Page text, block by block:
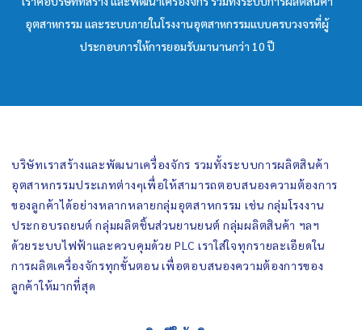
อุตสาหกรรม และระบบภายในโรงงานอุตสาหกรรมแบบครบวงจรที่ผู้
ประกอบการให้การยอมรับมานานกว่า 10 ปี
บริษัทเราสร้างและพัฒนาเครื่องจักร รวมทั้งระบบการผลิตสินค้า
อุตสาหกรรมประเภทต่างๆเพื่อให้สามารถตอบสนองความต้องการ
ของลูกค้าได้อย่างหลากหลายกลุ่มอุตสาหกรรม เช่น กลุ่มโรงงาน
ประกอบรถยนต์ กลุ่มผลิตชิ้นส่วนยานยนต์ กลุ่มผลิตสินค้า ฯลฯ
ด้วยระบบไฟฟ้าและควบคุมด้วย PLC เราใส่ใจทุกรายละเอียดใน
การผลิตเครื่องจักรทุกขั้นตอน เพื่อตอบสนองความต้องการของ
ลูกค้าให้มากที่สุด